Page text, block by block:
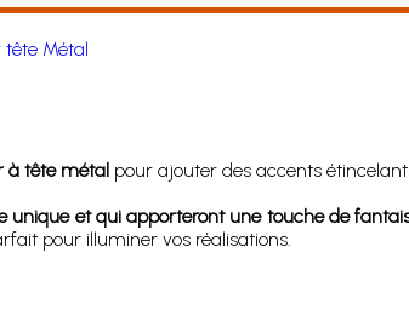
tête Métal
à tête métalpour ajouter des accents
unique et qui apporteront une touche de
pour illuminer vos réalisations.